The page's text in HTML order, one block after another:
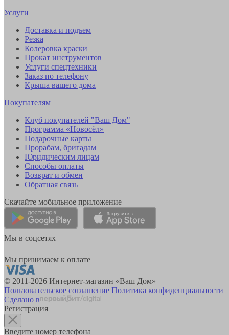
Услуги
Доставка и подъем
Резка
Колеровка краски
Прокат инструментов
Услуги спецтехники
Заказ по телефону
Крыша вашего дома
Покупателям
Клуб покупателей "Ваш Дом"
Программа «Новосёл»
Подарочные карты
Прорабам, бригадам
Юридическим лицам
Способы оплаты
Возврат и обмен
Обратная связь
Скачайте мобильное приложение
Мы в соцсетях
Мы принимаем к оплате
© 2011-2026 Интернет-магазин «Ваш Дом»
Пользовательское соглашение Политика конфиденциальности
Сделано в
Регистрация
Введите номер телефона